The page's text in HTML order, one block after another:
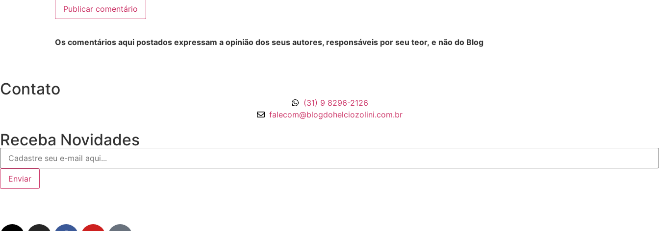
Os comentários aqui postados expressam a opinião dos seus autores, responsáveis por seu teor, e não do Blog
Contato
(31) 9 8296-2126
falecom@blogdohelciozolini.com.br
Receba Novidades
Enviar